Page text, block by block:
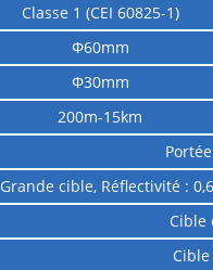
Classe 1 (CEI 60825-1)
Φ60mm
Φ30mm
200m-15km
Grande cible, Réflectivité :
Cible